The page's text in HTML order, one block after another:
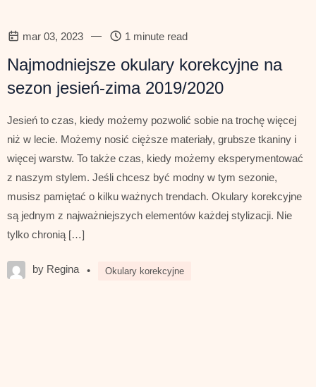
mar 03, 2023 — 1 minute read
Najmodniejsze okulary korekcyjne na
sezon jesień-zima 2019/2020
Jesień to czas, kiedy możemy pozwolić sobie na trochę więcej
niż w lecie. Możemy nosić cięższe materiały, grubsze tkaniny i
więcej warstw. To także czas, kiedy możemy eksperymentować
z naszym stylem. Jeśli chcesz być modny w tym sezonie,
musisz pamiętać o kilku ważnych trendach. Okulary korekcyjne
są jednym z najważniejszych elementów każdej stylizacji. Nie
tylko chronią […]
by Regina • Okulary korekcyjne